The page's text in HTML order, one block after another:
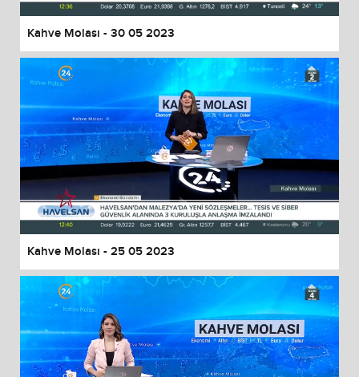
Kahve Molası - 30 05 2023
Kahve Molası - 25 05 2023